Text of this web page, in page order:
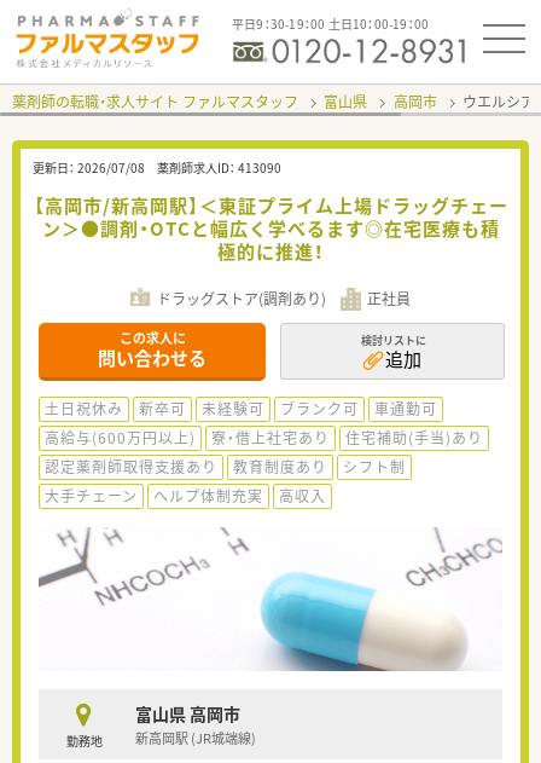
平日9：30-19：00 土日10：00-19：00
薬剤師の転職・求人サイト ファルマスタッフ 富山県 高岡市 ウエルシ
更新日： 2026/07/08 薬剤師求人ID： 413090
【高岡市/新高岡駅】＜東証プライム上場ドラッグチェー
ン＞●調剤・OTCと幅広く学べるます◎在宅医療も積
極的に推進！
ドラッグストア(調剤あり) 正社員
この求人に
問い合わせる
検討リストに
追加
土日祝休み 新卒可 未経験可 ブランク可
車通勤可
高給与(600万円以上)
寮・借上社宅あり
住宅補助(手当)あり
認定薬剤師取得支援あり
教育制度あり
シフト制
大手チェーン
ヘルプ体制充実 高収入
勤務地
富山県 高岡市
新高岡駅 (JR城端線)